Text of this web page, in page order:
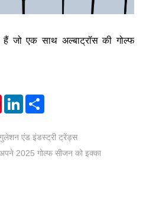
जो एक साथ अल्बाट्रॉस की गोल्फ
PinterestLinkedIn
एंड इंडस्ट्री ट्रेंड्स
2025 गोल्फ सीजन को इक्का